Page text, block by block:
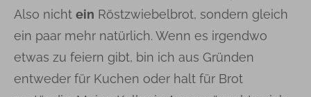
Also nicht ein Röstzwiebelbrot, sondern gleich
ein paar mehr natürlich. Wenn es irgendwo
etwas zu feiern gibt, bin ich aus Gründen
entweder für Kuchen oder halt für Brot